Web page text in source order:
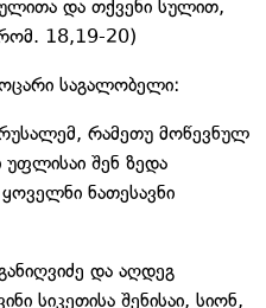
და თქვენი სულით,
18,19-20)
საგალობელი:
რამეთუ მოწევნულ
უფლისაი შენ ზედა
ნათესავნი
და აღდეგ
სიკეთისა შენისაი, სიონ,